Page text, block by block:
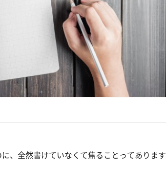
、全然書けていなくて焦ることってあります